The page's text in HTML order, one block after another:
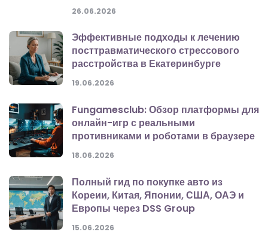
26.06.2026
Эффективные подходы к лечению
посттравматического стрессового
расстройства в Екатеринбурге
19.06.2026
Fungamesclub: Обзор платформы для
онлайн-игр с реальными
противниками и роботами в браузере
18.06.2026
Полный гид по покупке авто из
Кореии, Китая, Японии, США, ОАЭ и
Европы через DSS Group
15.06.2026